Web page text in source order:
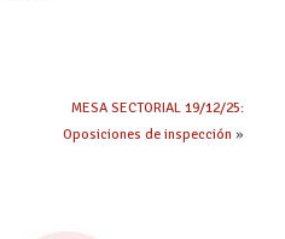
MESA SECTORIAL 19/12/25:
Oposiciones de inspección »